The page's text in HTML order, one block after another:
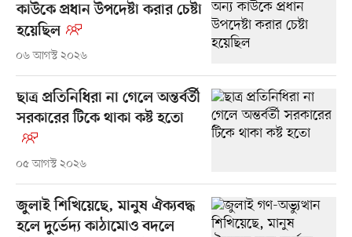
কাউকে প্রধান উপদেষ্টা করার চেষ্টা
হয়েছিল
০৬ আগস্ট ২০২৬
ছাত্র প্রতিনিধিরা না গেলে অন্তর্বর্তী
সরকারের টিকে থাকা কষ্ট হতো
০৫ আগস্ট ২০২৬
জুলাই শিখিয়েছে, মানুষ ঐক্যবদ্ধ
হলে দুর্ভেদ্য কাঠামোও বদলে